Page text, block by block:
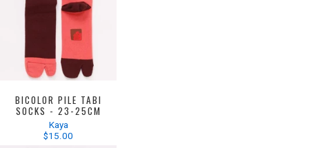
BICOLOR PILE TABI
SOCKS - 23-25CM
Kaya
$15.00